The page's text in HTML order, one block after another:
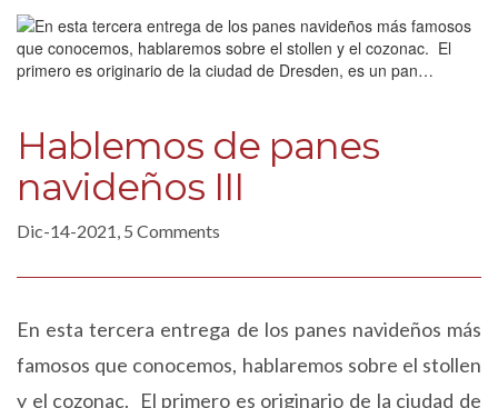
Hablemos de panes
navideños III
Dic-14-2021, 5 Comments
En esta tercera entrega de los panes navideños más
famosos que conocemos, hablaremos sobre el stollen
y el cozonac. El primero es originario de la ciudad de